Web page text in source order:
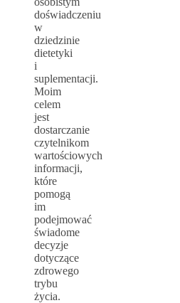
doświadczeniu
w
dziedzinie
dietetyki
i
suplementacji.
Moim
celem
jest
dostarczanie
czytelnikom
wartościowych
informacji,
które
pomogą
im
podejmować
świadome
decyzje
dotyczące
zdrowego
trybu
życia.